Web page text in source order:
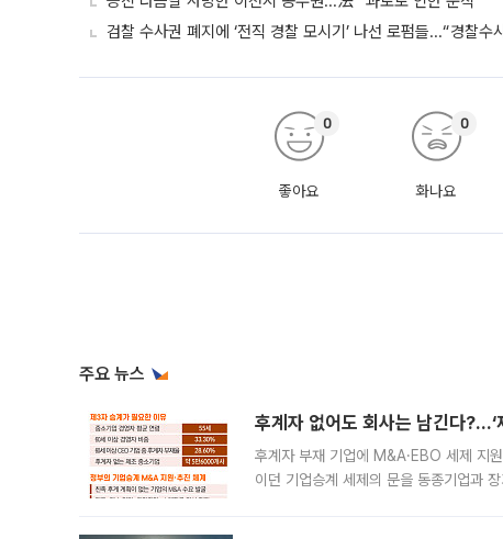
검찰 수사권 폐지에 ‘전직 경찰 모시기’ 나선 로펌들...“경찰수
좋아요
0
화나요
0
주요 뉴스
후계자 없어도 회사는 남긴다
후계자 부재 기업에 M&A·EBO 세제 지
이던 기업승계 세제의 문을 동종기업과